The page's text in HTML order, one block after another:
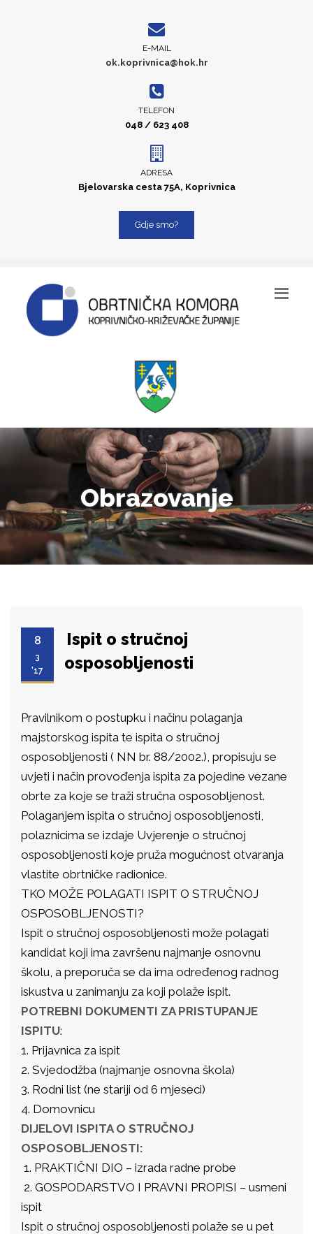
E-MAIL
ok.koprivnica@hok.hr
TELEFON
048 / 623 408
ADRESA
Bjelovarska cesta 75A, Koprivnica
Gdje smo?
Obrazovanje
8
3
'17
Ispit o stručnoj
osposobljenosti
Pravilnikom o postupku i načinu polaganja
majstorskog ispita te ispita o stručnoj
osposobljenosti ( NN br. 88/2002.), propisuju se
uvjeti i način provođenja ispita za pojedine vezane
obrte za koje se traži stručna osposobljenost.
Polaganjem ispita o stručnoj osposobljenosti,
polaznicima se izdaje Uvjerenje o stručnoj
osposobljenosti koje pruža mogućnost otvaranja
vlastite obrtničke radionice.
TKO MOŽE POLAGATI ISPIT O STRUČNOJ
OSPOSOBLJENOSTI?
Ispit o stručnoj osposobljenosti može polagati
kandidat koji ima završenu najmanje osnovnu
školu, a preporuča se da ima određenog radnog
iskustva u zanimanju za koji polaže ispit.
POTREBNI DOKUMENTI ZA PRISTUPANJE
ISPITU:
1. Prijavnica za ispit
2. Svjedodžba (najmanje osnovna škola)
3. Rodni list (ne stariji od 6 mjeseci)
4. Domovnicu
DIJELOVI ISPITA O STRUČNOJ
OSPOSOBLJENOSTI:
1. PRAKTIČNI DIO – izrada radne probe
2. GOSPODARSTVO I PRAVNI PROPISI – usmeni
ispit
Ispit o stručnoj osposobljenosti polaže se u pet